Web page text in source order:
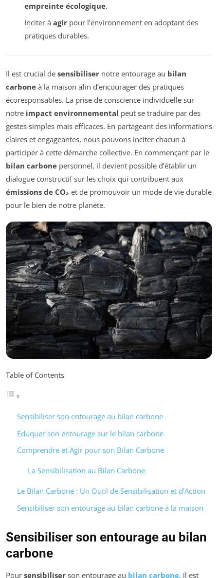
empreinte écologique.
Inciter à agirpour l’environnement en adoptant des
pratiques durables.
Il est crucial de sensibiliser notre entourage au bilan
carbone à la maison afin d’encourager des pratiques
écoresponsables. La prise de conscience individuelle sur
notre impact environnemental peut se traduire par des
gestes simples mais efficaces. En partageant des informations
claires et engageantes, nous pouvons inciter chacun à
participer à cette démarche collective. En commençant par le
bilan carbone personnel, il devient possible d’établir un
dialogue constructif sur les choix qui contribuent aux
émissions de CO₂ et de promouvoir un mode de vie durable
pour le bien de notre planète.
Table of Contents
Sensibiliser son entourage au bilan carbone
Éduquer son entourage sur le bilan carbone
Comprendre et Agir pour son Bilan Carbone
La Sensibilisation au Bilan Carbone
Le Bilan Carbone : Un Outil de Sensibilisation et d’Action
Sensibiliser son entourage au bilan carbone à la maison
Sensibiliser son entourage au bilan
carbone
Pour sensibiliser son entourage au bilan carbone, il est